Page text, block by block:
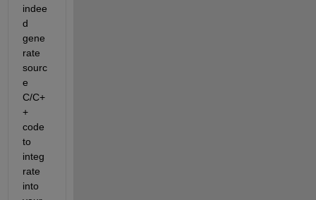
indee
d
gene
rate
sourc
e
C/C+
+
code
to
integ
rate
into